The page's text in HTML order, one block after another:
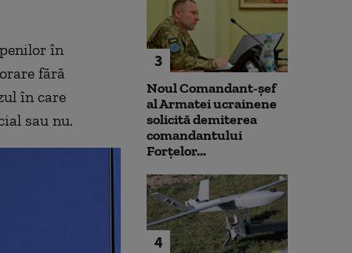
în
fără
în care
sau nu.
3
Noul Comandant-șef
al Armatei ucrainene
solicită demiterea
comandantului
Forțelor...
4